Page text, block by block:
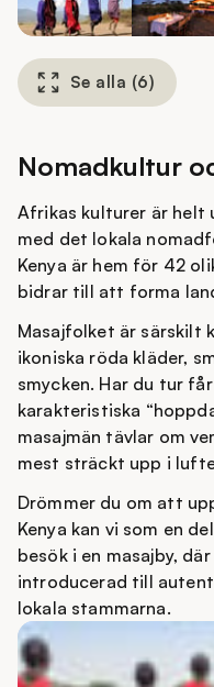
Se alla (6)
Nomadkultur
Afrikas kulturer är helt
med det lokala
Kenya är hem för 42
bidrar till att forma
Masajfolket är särskilt
ikoniska röda kläder,
smycken. Har du tur
karakteristiska
masajmän tävlar om
mest sträckt upp i
Drömmer du om att
Kenya kan vi som en
besök i en masajby,
introducerad till
lokala stammarna.